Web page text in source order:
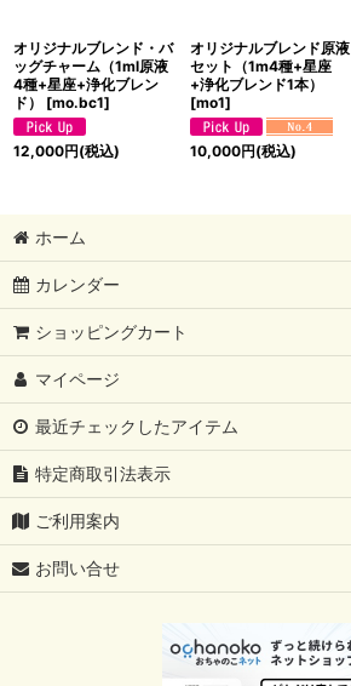
オリジナルブレンド・バ
ッグチャーム（1ml原液
4種+星座+浄化ブレン
ド）
[mo.bc1]
12,000円(税込)
オリジナルブレンド原液
セット（1m4種+星座
+浄化ブレンド1本）
[mo1]
10,000円(税込)
ホーム
カレンダー
ショッピングカート
マイページ
最近チェックしたアイテム
特定商取引法表示
ご利用案内
お問い合せ